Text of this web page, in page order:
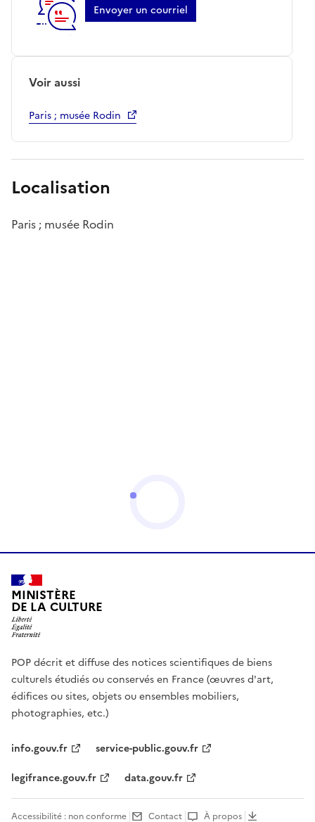
Envoyer un courriel
Voir aussi
Paris ; musée Rodin
Localisation
Paris ; musée Rodin
MINISTÈRE
DE LA CULTURE
POP décrit et diffuse des notices scientifiques de biens
culturels étudiés ou conservés en France (œuvres d'art,
édifices ou sites, objets ou ensembles mobiliers,
photographies, etc.)
info.gouv.fr
service-public.gouv.fr
legifrance.gouv.fr
data.gouv.fr
Accessibilité : non conforme Contact À propos